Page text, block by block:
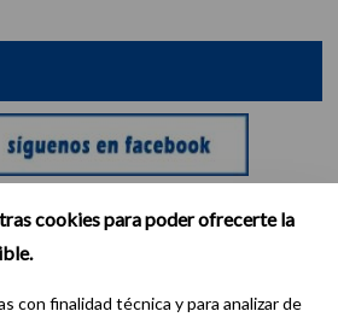
cookies para poder ofrecerte la
con finalidad técnica y para analizar de